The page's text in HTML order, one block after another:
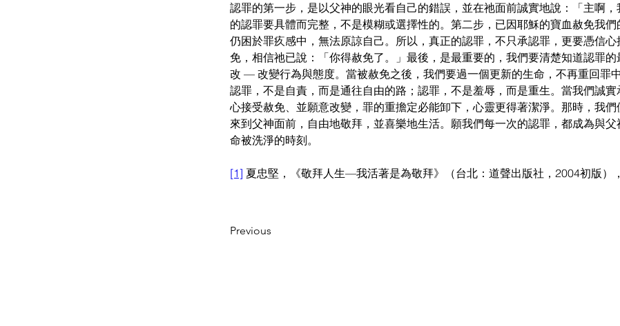
認罪的第一步，是以父神的眼光看自己的錯誤，並在祂面前誠實地說：「主啊，
的認罪要具體而完整，不是模糊或選擇性的。第二步，已因耶穌的寶血赦免我們
仍困於罪疚感中，無法原諒自己。所以，真正的認罪，不只承認罪，更要憑信心
免，相信祂已說：「你得赦免了。」最後，是最重要的，我們要清楚知道認罪
改 — 改變行為與態度。當被赦免之後，我們要過一個更新的生命，不再重回罪中
認罪，不是自責，而是通往自由的路；認罪，不是羞辱，而是重生。當我們誠
心接受赦免、並願意改變，罪的重擔定必能卸下，心靈更得著潔淨。那時，我
來到父神面前，自由地敬拜，並喜樂地生活。願我們每一次的認罪，都成為與父
命被洗淨的時刻。
[1] 夏忠堅，《敬拜人生—我活著是為敬拜》（台北：道聲出版社，2004初版）
Previous